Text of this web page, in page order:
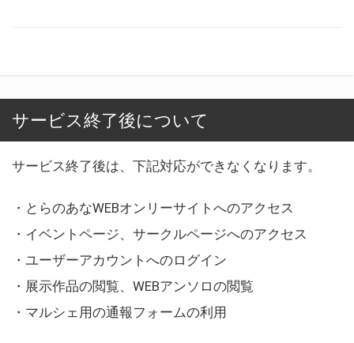
サービス終了後について
サービス終了後は、下記対応ができなくなります。
・とらのあなWEBオンリーサイトへのアクセス
・イベントページ、サークルページへのアクセス
・ユーザーアカウントへのログイン
・展示作品の閲覧、WEBアンソロの閲覧
・マルシェ用の通報フォームの利用